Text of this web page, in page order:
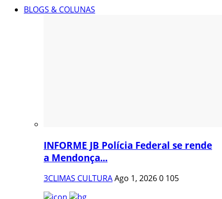
BLOGS & COLUNAS
INFORME JB Polícia Federal se rende
a Mendonça...
3CLIMAS CULTURAAgo 1, 20260 105